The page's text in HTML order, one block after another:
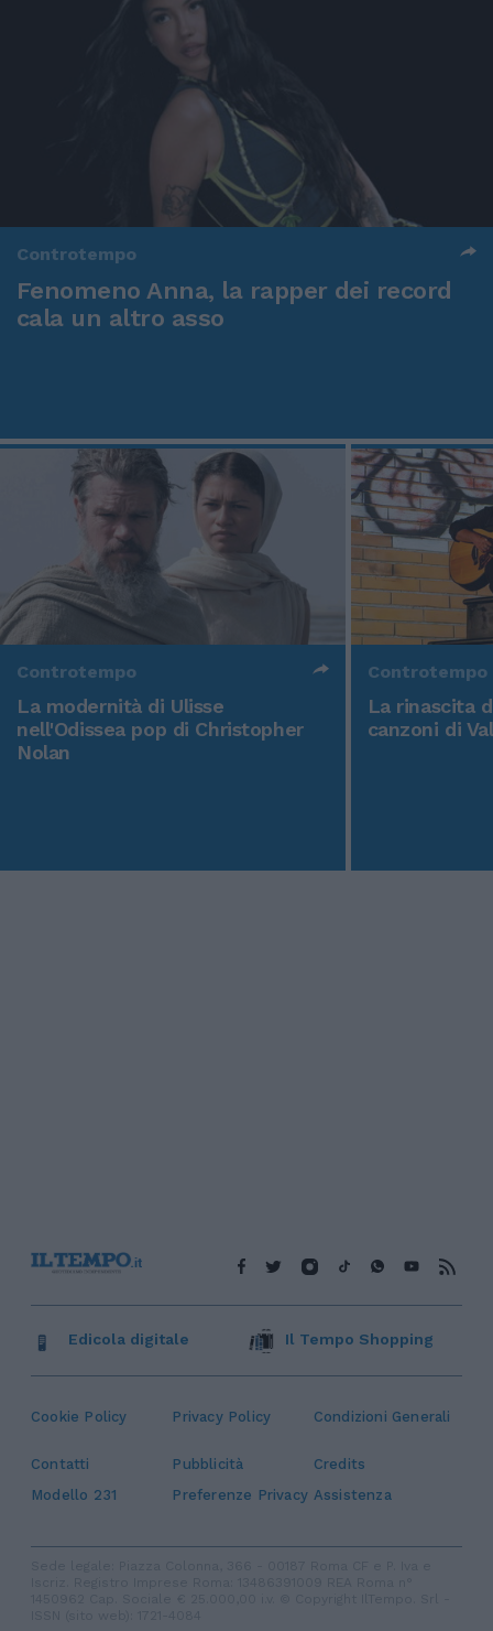
Controtempo
Fenomeno Anna, la rapper dei record
cala un altro asso
Controtempo
La modernità di Ulisse
nell'Odissea pop di Christopher
Nolan
Controtempo
La rinascita
canzoni di
Cookie Policy Privacy Policy Condizioni Generali
Contatti Pubblicità
Credits
Modello 231
Preferenze Privacy Assistenza
Edicola digitale Il Tempo Shopping